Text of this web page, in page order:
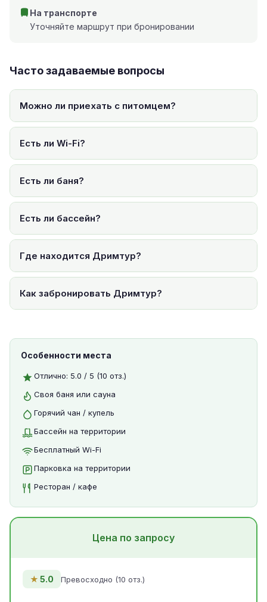
На транспорте
Уточняйте маршрут при бронировании
Часто задаваемые вопросы
Можно ли приехать с питомцем?
Есть ли Wi-Fi?
Есть ли баня?
Есть ли бассейн?
Где находится Дримтур?
Как забронировать Дримтур?
Особенности места
Отлично: 5.0 / 5 (10 отз.)
Своя баня или сауна
Горячий чан / купель
Бассейн на территории
Бесплатный Wi-Fi
Парковка на территории
Ресторан / кафе
Цена по запросу
★ 5.0 Превосходно (10 отз.)